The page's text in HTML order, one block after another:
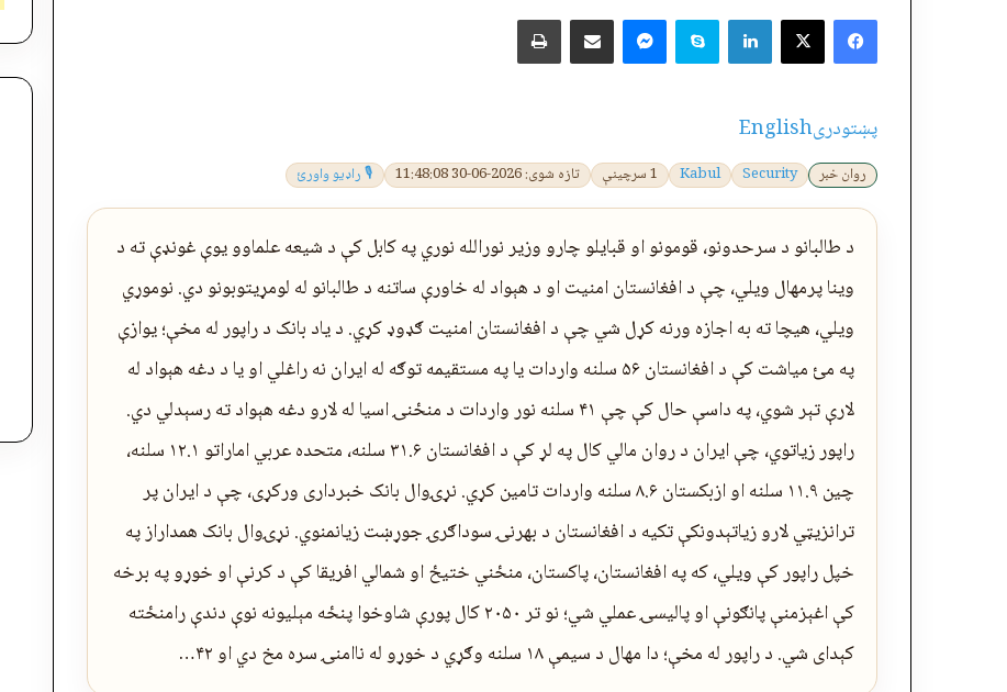
Facebook
X
LinkedIn
Skype
Messenger
پر برېښنالیک یې شریک کړئ چاپول
پښتودریEnglish
روان خبر Security
Kabul 1 سرچینې تازه شوی: 2026-06-30 11:48:08 🎙 راډیو واورئ
د طالبانو د سرحدونو، قومونو او قبایلو چارو وزیر نورالله نوري په کابل کې د شیعه علماوو یوې غونډې ته د
وینا پرمهال ویلي، چې د افغانستان امنیت او د هېواد له خاورې ساتنه د طالبانو له لومړیتوبونو دي. نوموړي
ویلي، هیچا ته به اجازه ورنه کړل شي چې د افغانستان امنیت ګډوډ کړي. د یاد بانک د راپور له مخې؛ یوازې
په مئ میاشت کې د افغانستان ۵۶ سلنه واردات یا په مستقیمه توګه له ایران نه راغلي او یا د دغه هېواد له
لارې تېر شوي، په داسې حال کې چې ۴۱ سلنه نور واردات د منځنۍ اسیا له لارو دغه هېواد ته رسېدلي دي.
راپور زیاتوي، چې ایران د روان مالي کال په لړ کې د افغانستان ۳۱.۶ سلنه، متحده عربي اماراتو ۱۲.۱ سلنه،
چین ۱۱.۹ سلنه او ازبکستان ۸.۶ سلنه واردات تامین کړي. نړۍوال بانک خبرداری ورکړی، چې د ایران پر
ترانزیټي لارو زیاتېدونکې تکیه د افغانستان د بهرنۍ سوداګرۍ جوړښت زیانمنوي. نړۍوال بانک همداراز په
خپل راپور کې ویلي، که په افغانستان، پاکستان، منځني ختیځ او شمالي افریقا کې د کرنې او خوړو په برخه
کې اغېزمنې پانګونې او پالیسۍ عملي شي؛ نو تر ۲۰۵۰ کال پورې شاوخوا پنځه مېلیونه نوې دندې رامنځته
کېدای شي. د راپور له مخې؛ دا مهال د سیمې ۱۸ سلنه وګړي د خوړو له ناامنۍ سره مخ دي او ۴۲…